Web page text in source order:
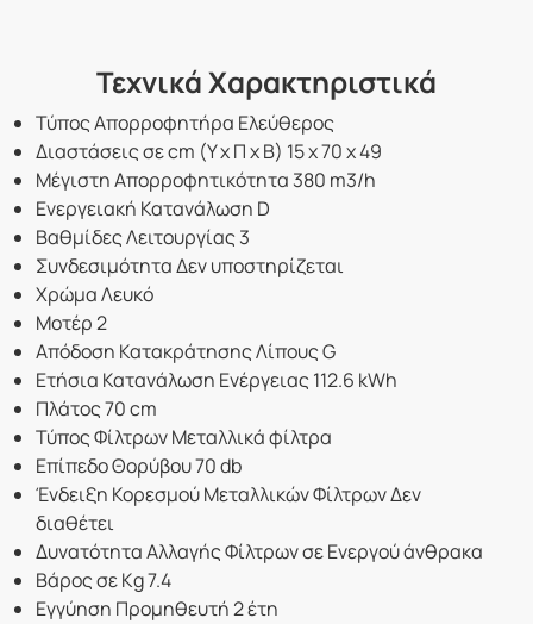
Τεχνικά Χαρακτηριστικά
Τύπος Απορροφητήρα Ελεύθερος
Διαστάσεις σε cm (Υ x Π x Β) 15 x 70 x 49
Μέγιστη Απορροφητικότητα 380 m3/h
Ενεργειακή Κατανάλωση D
Βαθμίδες Λειτουργίας 3
Συνδεσιμότητα Δεν υποστηρίζεται
Χρώμα Λευκό
Μοτέρ 2
Απόδοση Κατακράτησης Λίπους G
Ετήσια Κατανάλωση Ενέργειας 112.6 kWh
Πλάτος 70 cm
Τύπος Φίλτρων Μεταλλικά φίλτρα
Επίπεδο Θορύβου 70 db
Ένδειξη Κορεσμού Μεταλλικών Φίλτρων Δεν
διαθέτει
Δυνατότητα Αλλαγής Φίλτρων σε Ενεργού άνθρακα
Βάρος σε Kg 7.4
Εγγύηση Προμηθευτή 2 έτη